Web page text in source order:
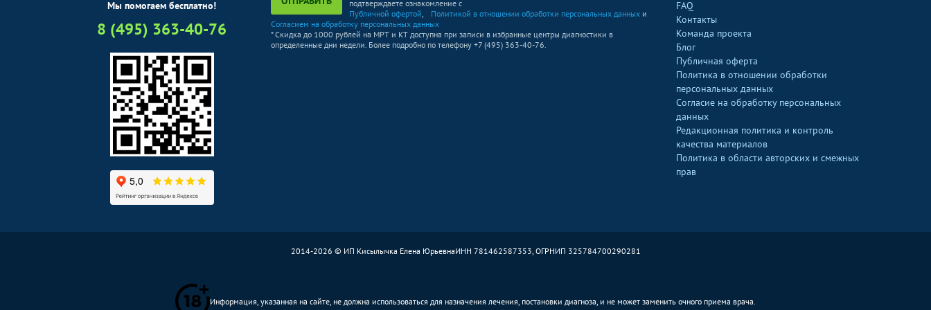
КТ грудного отдела позвоночника 4890 р.
-
КТ пояснично-крестцового отдела
позвоночника
4890р. -
КТ органов и мягких тканей
КТ грудной клетки
КТ брюшной полости
КТ брюшной полости, малого таза
КТ суставов и костей
4890 р.
-
4890р. -
Мы помогаем бесплатно!
8 (495) 363-40-76
подтверждаете ознакомление с
Публичной офертой, Политикой в отношении обработки персональных данных и
Согласием на обработку персональных данных
* Скидка до 1000 рублей на МРТ и КТ доступна при записи в избранные центры диагностики в
определенные дни недели. Более подробно по телефону +7 (495) 363-40-76.
FAQ
Контакты
Команда проекта
Блог
Публичная оферта
Политика в отношении обработки
персональных данных
Согласие на обработку персональных
данных
Редакционная политика и контроль
качества материалов
Политика в области авторских и смежных
прав
2014-2026 © ИП Кисылычка Елена ЮрьевнаИНН 781462587353, ОГРНИП 325784700290281
Информация, указанная на сайте, не должна использоваться для назначения лечения, постановки диагноза, и не может заменить очного приема врача.